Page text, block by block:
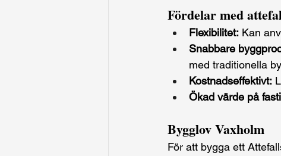
Fördelar med
Flexibilitet: Kan
Snabbare
med traditionella
Kostnadseffektivt:
Ökad värde på
Bygglov Vaxholm
För att bygga ett